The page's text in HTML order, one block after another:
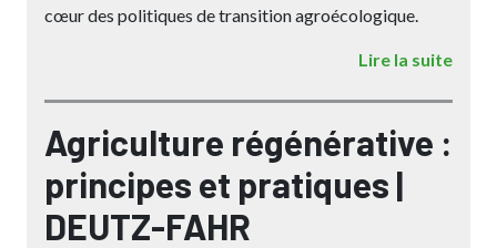
cœur des politiques de transition agroécologique.
Lire la suite
Agriculture régénérative :
principes et pratiques |
DEUTZ-FAHR